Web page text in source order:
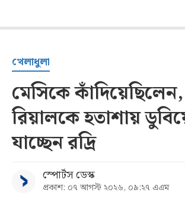
খেলাধুলা
মেসিকে
রিয়ালকে হতাশায়
যাচ্ছেন রদ্রি
স্পোর্টস ডেস্ক
প্রকাশ: ০৭ আগস্ট ২০২৬, ০৯:২৭ এএম